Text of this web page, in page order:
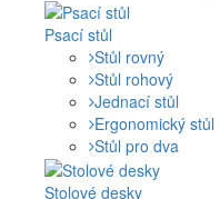
Psací stůl
Stůl rovný
Stůl rohový
Jednací stůl
Ergonomický stůl
Stůl pro dva
Stolové desky